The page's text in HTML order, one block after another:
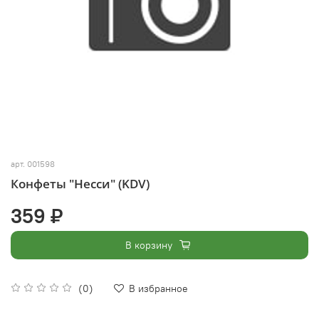
арт. 001598
Конфеты "Несси" (KDV)
(0) В избранное
359 ₽
В корзину